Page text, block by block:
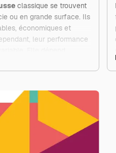
classique se trouvent
ou en grande surface. Ils
économiques et
leur performance
du conduit auditif et
Mal positionnés, ils
partie de leur efficacité
sur une exposition
surtout à des usages
durée, mais montrent
bruyants